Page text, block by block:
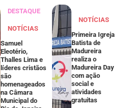
DESTAQUE
NOTÍCIAS
Samuel
Eleotério,
Thalles Lima e
líderes cristãos
são
homenageados
na Câmara
Municipal do
NOTÍCIAS
Primeira Igreja
Batista de
Madureira
realiza o
Madureira Day
com ação
social e
atividades
gratuitas